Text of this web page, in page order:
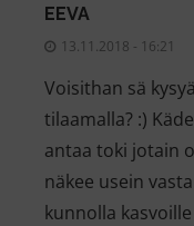
EEVA
13.11.2018 - 16:21
Voisithan sä
tilaamalla? :)
antaa toki jotain
näkee usein
kunnolla